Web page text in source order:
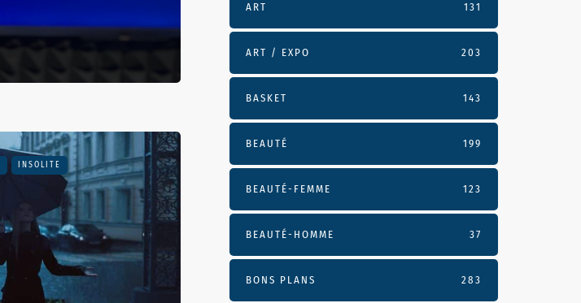
INSOLITE
ART 131
ART / EXPO 203
BASKET 143
BEAUTÉ 199
BEAUTÉ-FEMME 123
BEAUTÉ-HOMME 37
BONS PLANS 283